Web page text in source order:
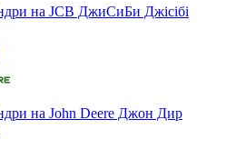
на JCB ДжиСиБи Джісібі
на John Deere Джон Дир